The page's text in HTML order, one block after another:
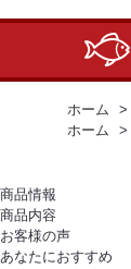
ホーム >
ホーム
>
商品情報
商品内容
お客様の声
あなたにおすすめ